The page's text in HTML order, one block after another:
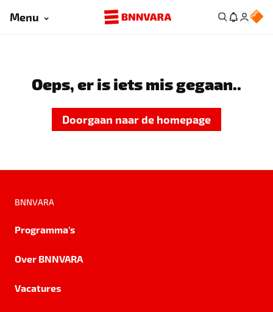
Menu
Oeps, er is iets mis gegaan..
Doorgaan naar de homepage
BNNVARA
Programma's
Over BNNVARA
Vacatures